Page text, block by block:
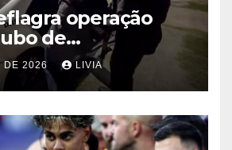
operação
de
oncológicos
DE 2026 LIVIA